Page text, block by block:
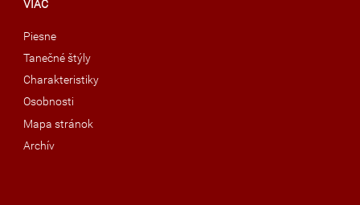
VIAC
Piesne
Tanečné štýly
Charakteristiky
Osobnosti
Mapa stránok
Archív